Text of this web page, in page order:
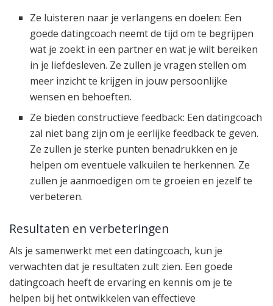
Ze luisteren naar je verlangens en doelen: Een
goede datingcoach neemt de tijd om te begrijpen
wat je zoekt in een partner en wat je wilt bereiken
in je liefdesleven. Ze zullen je vragen stellen om
meer inzicht te krijgen in jouw persoonlijke
wensen en behoeften.
Ze bieden constructieve feedback: Een datingcoach
zal niet bang zijn om je eerlijke feedback te geven.
Ze zullen je sterke punten benadrukken en je
helpen om eventuele valkuilen te herkennen. Ze
zullen je aanmoedigen om te groeien en jezelf te
verbeteren.
Resultaten en verbeteringen
Als je samenwerkt met een datingcoach, kun je
verwachten dat je resultaten zult zien. Een goede
datingcoach heeft de ervaring en kennis om je te
helpen bij het ontwikkelen van effectieve